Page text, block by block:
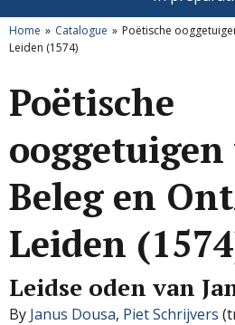
Home Catalogue
Poëtische
Leiden (1574)
Poëtische
ooggetuigen
Beleg en
Leiden
Leidse oden van
By Janus Dousa, Piet Schrijvers